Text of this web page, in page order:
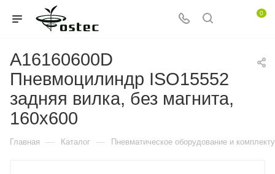
0
A16160600D
Пневмоцилиндр ISO15552
задняя вилка, без магнита,
160x600
Главная — Каталог — Пневматическое оборудование и